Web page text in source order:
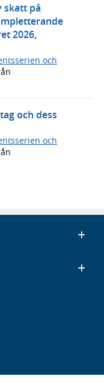
skatt på
2026,
och
och dess
och